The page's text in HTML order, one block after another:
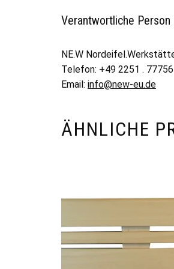
Verantwortliche Person
NE.W
Telefon: +49 2251 .
Email: info@new-eu.de
ÄHNLICHE